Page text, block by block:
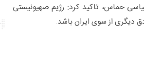
حماس، تاکید کرد: رژیم صهیونیستی
دیگری از سوی ایران باشد.